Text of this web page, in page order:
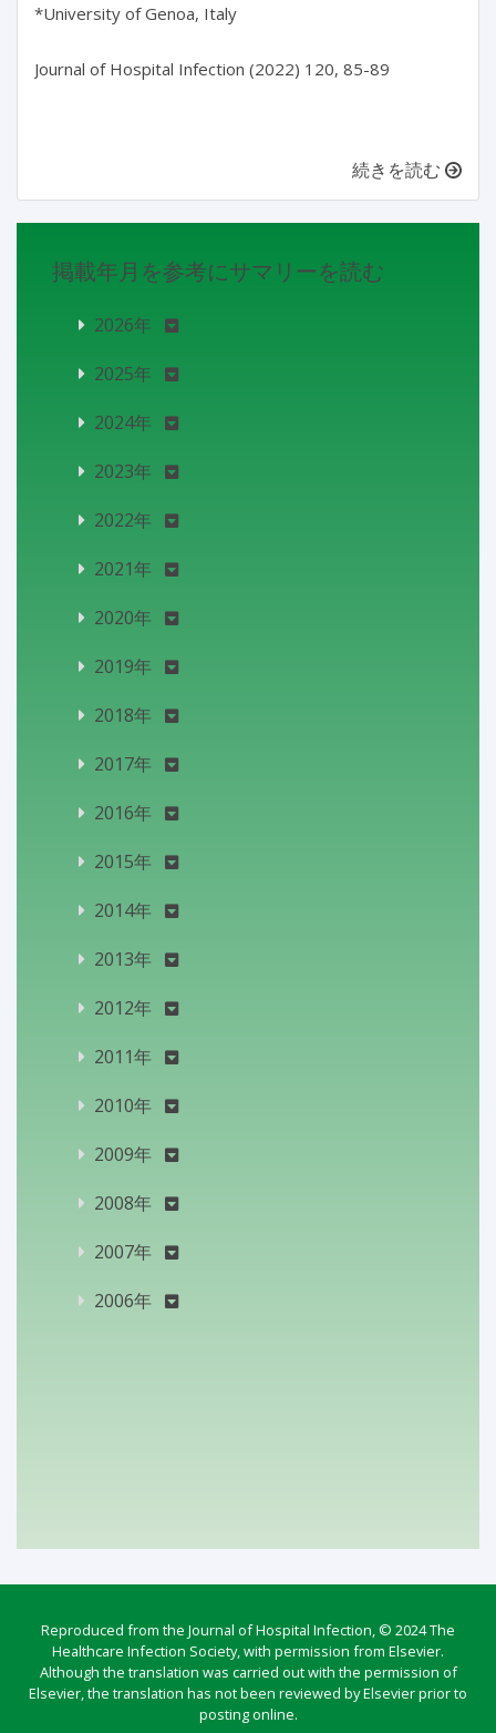
*University of Genoa, Italy
Journal of Hospital Infection (2022) 120, 85-89
続きを読む
掲載年月を参考にサマリーを読む
2026年
2025年
2024年
2023年
2022年
2021年
2020年
2019年
2018年
2017年
2016年
2015年
2014年
2013年
2012年
2011年
2010年
2009年
2008年
2007年
2006年
Reproduced from the Journal of Hospital Infection, © 2024 The
Healthcare Infection Society, with permission from Elsevier.
Although the translation was carried out with the permission of
Elsevier, the translation has not been reviewed by Elsevier prior to
posting online.